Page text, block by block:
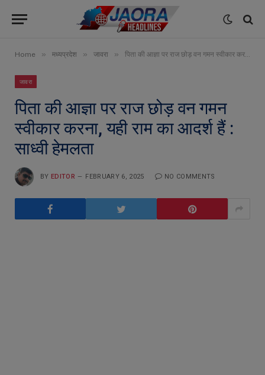
Home » मध्यप्रदेश » जावरा » पिता की आज्ञा पर राज छोड़ वन गमन स्वीकार करना, यही राम का आदर्श हैं : साध्वी हेमलता
जावरा
पिता की आज्ञा पर राज छोड़ वन गमन
स्वीकार करना, यही राम का आदर्श हैं :
साध्वी हेमलता
BY EDITOR FEBRUARY 6, 2025 NO COMMENTS